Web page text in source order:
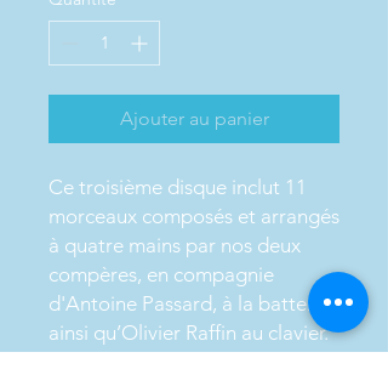
Ajouter au panier
Ce troisième disque inclut 11
morceaux composés et arrangés
à quatre mains par nos deux
compères, en compagnie
d'Antoine Passard, à la batterie
ainsi qu’Olivier Raffin au clavier.